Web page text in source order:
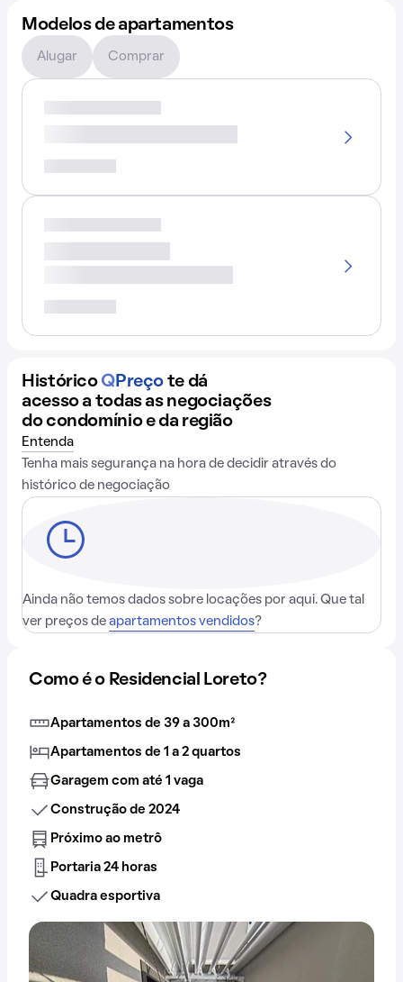
Modelos de apartamentos
Alugar Comprar
Histórico QPreço te dá
acesso a todas as negociações
do condomínio e da região
Entenda
Tenha mais segurança na hora de decidir através do
histórico de negociação
Ainda não temos dados sobre locações por aqui. Que tal
ver preços de apartamentos vendidos?
Como é o Residencial Loreto?
Apartamentos de 39 a 300m²
Apartamentos de 1 a 2 quartos
Garagem com até 1 vaga
Construção de 2024
Próximo ao metrô
Portaria 24 horas
Quadra esportiva